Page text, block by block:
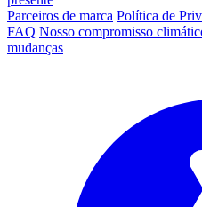
Parceiros de marca Política de
FAQ Nosso compromisso
mudanças